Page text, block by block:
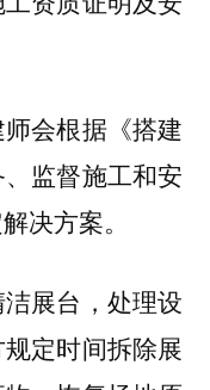
会根据《搭建
监督施工和安
决方案。
展台，处理设
定时间拆除展